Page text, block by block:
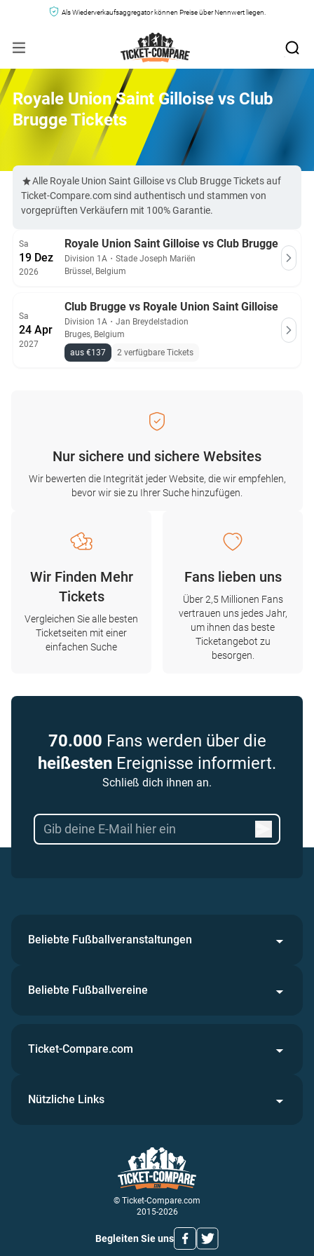
Als Wiederverkaufsaggregator können Preise über Nennwert liegen.
Royale Union Saint Gilloise vs Club
Brugge Tickets
Alle Royale Union Saint Gilloise vs Club Brugge Tickets auf
Ticket-Compare.com sind authentisch und stammen von
vorgeprüften Verkäufern mit 100% Garantie.
Sa
19 Dez
2026
Royale Union Saint Gilloise vs Club Brugge
Division 1A ・ Stade Joseph Mariën
Brüssel, Belgium
Sa
24 Apr
2027
Club Brugge vs Royale Union Saint Gilloise
Division 1A ・ Jan Breydelstadion
Bruges, Belgium
aus €137
2 verfügbare Tickets
Nur sichere und sichere Websites
Wir bewerten die Integrität jeder Website, die wir empfehlen,
bevor wir sie zu Ihrer Suche hinzufügen.
Wir Finden Mehr
Tickets
Vergleichen Sie alle besten
Ticketseiten mit einer
einfachen Suche
Fans lieben uns
Über 2,5 Millionen Fans
vertrauen uns jedes Jahr,
um ihnen das beste
Ticketangebot zu
besorgen.
70.000 Fans werden über die
heißesten Ereignisse informiert.
Schließ dich ihnen an.
Beliebte Fußballveranstaltungen
Beliebte Fußballvereine
© Ticket-Compare.com
2015-2026
Begleiten Sie uns
Ticket-Compare.com
Nützliche Links